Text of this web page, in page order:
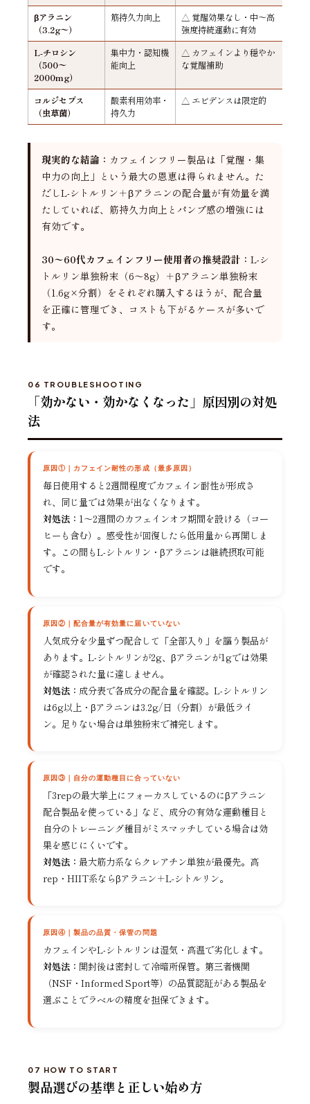
βアラニン
（3.2g〜）
筋持久力向上
△ 覚醒効果なし・中〜高
強度持続運動に有効
L-チロシン
（500〜
2000mg）
集中力・認知機
能向上
△ カフェインより穏やか
な覚醒補助
コルジセプス
（虫草菌）
酸素利用効率・
持久力
△ エビデンスは限定的
現実的な結論： カフェインフリー製品は「覚醒・集
中力の向上」という最大の恩恵は得られません。た
だしL-シトルリン＋βアラニンの配合量が有効量を満
たしていれば、筋持久力向上とパンプ感の増強には
有効です。
30〜60代カフェインフリー使用者の推奨設計： L-シ
トルリン単独粉末（6〜8g）＋βアラニン単独粉末
（1.6g×分割）をそれぞれ購入するほうが、配合量
を正確に管理でき、コストも下がるケースが多いで
す。
06 TROUBLESHOOTING
「効かない・効かなくなった」原因別の対処
法
原因①｜カフェイン耐性の形成（最多原因）
毎日使用すると2週間程度でカフェイン耐性が形成さ
れ、同じ量では効果が出なくなります。
対処法： 1〜2週間のカフェインオフ期間を設ける（コー
ヒーも含む）。感受性が回復したら低用量から再開しま
す。この間もL-シトルリン・βアラニンは継続摂取可能
です。
原因②｜配合量が有効量に届いていない
人気成分を少量ずつ配合して「全部入り」を謳う製品が
あります。L-シトルリンが2g、βアラニンが1gでは効果
が確認された量に達しません。
対処法： 成分表で各成分の配合量を確認。L-シトルリン
は6g以上・βアラニンは3.2g/日（分割）が最低ライ
ン。足りない場合は単独粉末で補完します。
原因③｜自分の運動種目に合っていない
「3repの最大挙上にフォーカスしているのにβアラニン
配合製品を使っている」など、成分の有効な運動種目と
自分のトレーニング種目がミスマッチしている場合は効
果を感じにくいです。
対処法： 最大筋力系ならクレアチン単独が最優先。高
rep・HIIT系ならβアラニン＋L-シトルリン。
原因④｜製品の品質・保管の問題
カフェインやL-シトルリンは湿気・高温で劣化します。
対処法： 開封後は密封して冷暗所保管。第三者機関
（NSF・Informed Sport等）の品質認証がある製品を
選ぶことでラベルの精度を担保できます。
07 HOW TO START
製品選びの基準と正しい始め方